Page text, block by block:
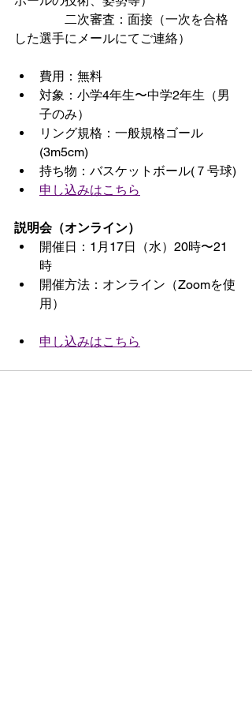
二次審査：面接（一次を合格
した選手にメールにてご連絡）
費用：無料
対象：小学4年生〜中学2年生（男
子のみ）
リング規格：一般規格ゴール
(3m5cm)
持ち物：バスケットボール(７号球)
申し込みはこちら
説明会（オンライン）
開催日：1月17日（水）20時〜21
時
開催方法：オンライン（Zoomを使
用）
申し込みはこちら